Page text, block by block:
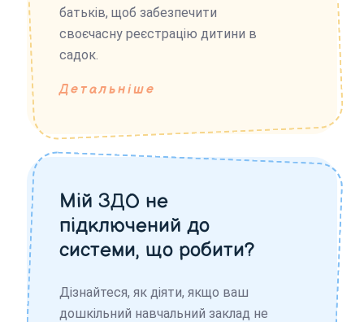
батьків, щоб забезпечити
своєчасну реєстрацію дитини в
садок.
Детальніше
Мій ЗДО не
підключений до
системи, що робити?
Дізнайтеся, як діяти, якщо ваш
дошкільний навчальний заклад не